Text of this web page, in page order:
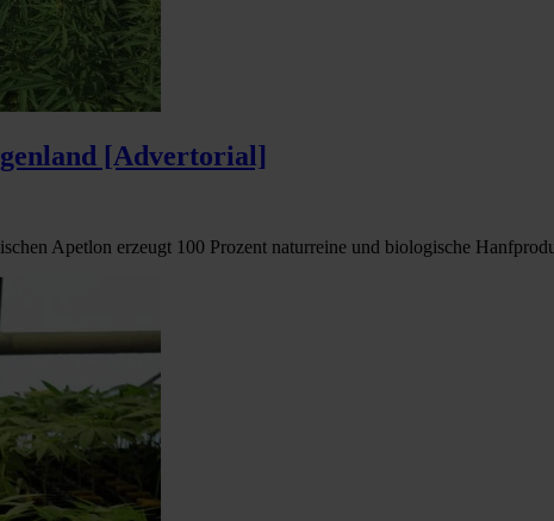
[Advertorial]
Apetlon erzeugt 100 Prozent naturreine und biologische